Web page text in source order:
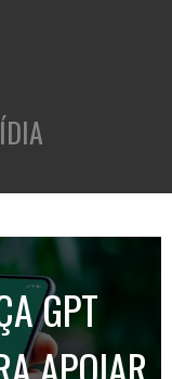
GPT